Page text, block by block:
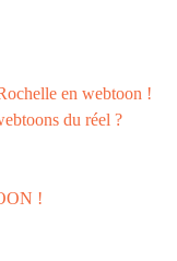
en webtoon !
du réel ?
!